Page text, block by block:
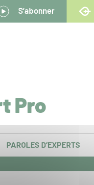
S’abonner
Pro
PAROLES D’EXPERTS